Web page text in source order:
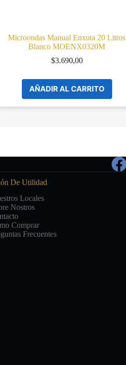
Microondas Manual Enxuta 20 Litros
Blanco MOENX0320M
$3.690,00
AÑADIR AL CARRITO
De Utilidad
Locales
Nostros
Comprar
Frecuentes